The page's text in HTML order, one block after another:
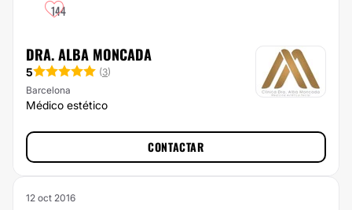
144
DRA. ALBA MONCADA
5 (3)
Barcelona
Médico estético
CONTACTAR
12 oct 2016